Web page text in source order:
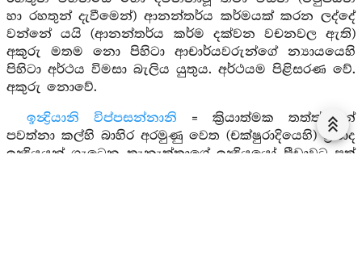
හා රහතුන් දැවීමෙන්) ආනන්තර්ය කර්මයක් කරන ලද්දේ
වන්නේ යයි (ආනන්තර්ය කර්ම දක්වන වචනවල ඇති)
අකුරු මතම නො පිහිටා ආචාර්යවරුන්ගේ න්‍යායයෙහි
පිහිටා අර්ථය විමසා බැලිය යුතුය. අර්ථයම පිළිසරණ වේ.
අකුරු නොවේ.
ඉන්‍ද්‍රියානි විප්පසන්නානි = ක්‍රියාත්මක තත්ත්වයන්
පවත්නා කල්හි බාහිර අරමුණු වෙත (චක්ෂුරාදියෙහි) ප්‍රසාද
ඉන්‍ද්‍රියයන් ගැටෙන තැනැත්තාගේ ඉන්‍ද්‍රියයෝ පීඩාවට පත්